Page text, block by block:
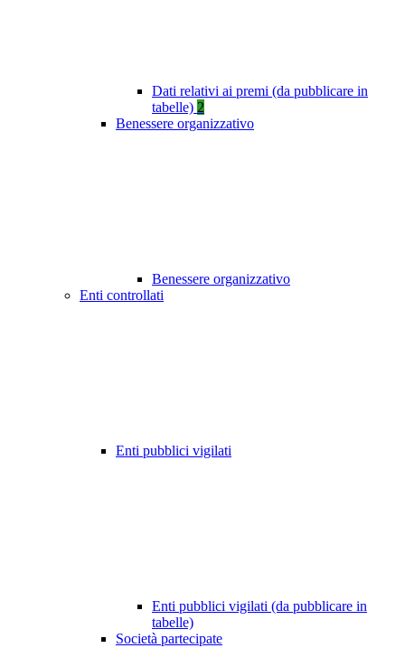
Dati relativi ai premi (da pubblicare in
tabelle) 2
Benessere organizzativo
Benessere organizzativo
Enti controllati
Enti pubblici vigilati
Enti pubblici vigilati (da pubblicare in
tabelle)
Società partecipate